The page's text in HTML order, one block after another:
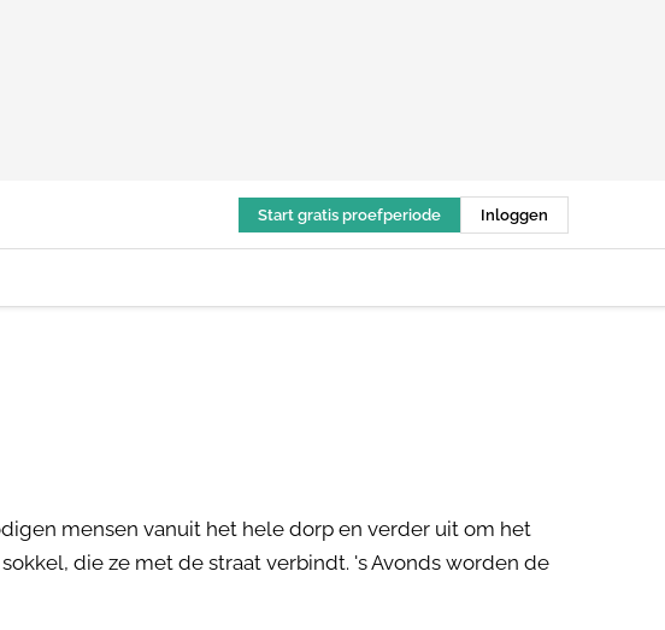
Start gratis proefperiode Inloggen
mensen vanuit het hele dorp en verder uit om het
die ze met de straat verbindt. 's Avonds worden de